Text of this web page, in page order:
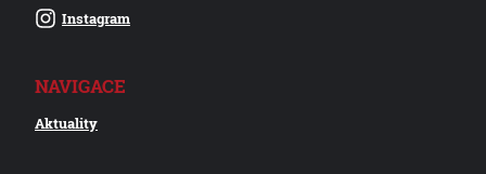
Instagram
NAVIGACE
Aktuality